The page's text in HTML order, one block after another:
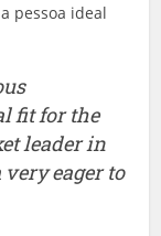
pessoa ideal
fit for the
leader in
eager to